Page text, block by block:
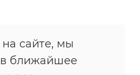
сайте, мы
ближайшее